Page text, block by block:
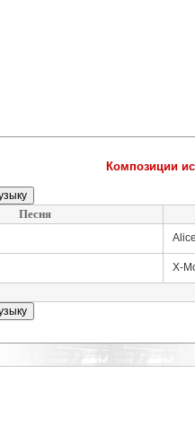
Композиции
Песня
X-